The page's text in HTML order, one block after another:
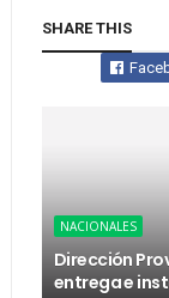
SHARE THIS
NACIONALES
Dirección
entrega e